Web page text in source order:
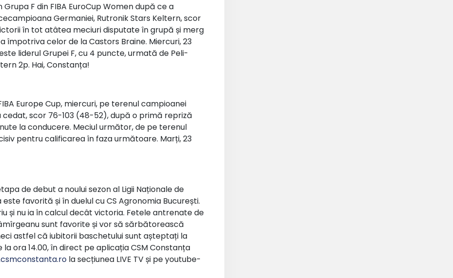
F din FIBA EuroCup Women după ce a
Germaniei, Rutronik Stars Keltern, scor
în tot atâtea meciuri disputate în grupă și merg
împotriva celor de la Castors Braine. Miercuri, 23
liderul Grupei F, cu 4 puncte, urmată de Peli-
2p. Hai, Constanța!
Europe Cup, miercuri, pe terenul campioanei
cedat, scor 76-103 (48-52), după o primă repriză
la conducere. Meciul următor, de pe terenul
pentru calificarea în faza următoare. Marți, 23
de debut a noului sezon al Ligii Naționale de
favorită și în duelul cu CS Agronomia București.
și nu ia în calcul decât victoria. Fetele antrenate de
sunt favorite și vor să sărbătorească
astfel că iubitorii baschetului sunt așteptați la
ora 14.00, în direct pe aplicația CSM Constanța
la secțiunea LIVE TV și pe youtube-